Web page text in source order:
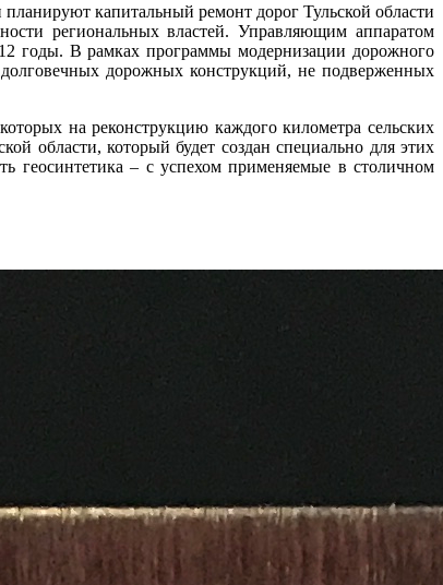
региональных властей. Управляющим аппаратом
годы. В рамках программы модернизации дорожного
дорожных конструкций, не подверженных
на реконструкцию каждого километра сельских
области, который будет создан специально для этих
геосинтетика – с успехом применяемые в столичном